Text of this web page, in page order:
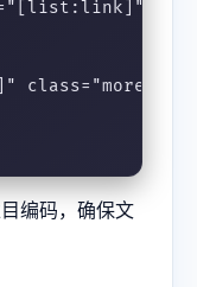
link">
编码，确保文